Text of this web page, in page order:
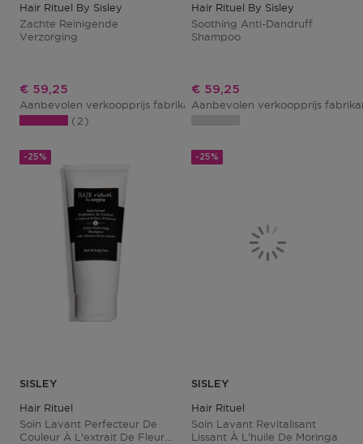
Hair Rituel By Sisley
Zachte Reinigende
Verzorging
Kortingsprijs
€ 59,25
Aanbevolen verkoopprijs fabrikant€ 79,00
2
Hair Rituel By Sisley
Soothing Anti-Dandruff
Shampoo
Kortingsprijs
€ 59,25
Aanbevolen verkoopprijs
-25%
SISLEY
Hair Rituel
Soin Lavant Perfecteur De
Couleur À L'extrait De Fleur
-25%
SISLEY
Hair Rituel
Soin Lavant Revitalisant
Lissant À L'huile De Moringa